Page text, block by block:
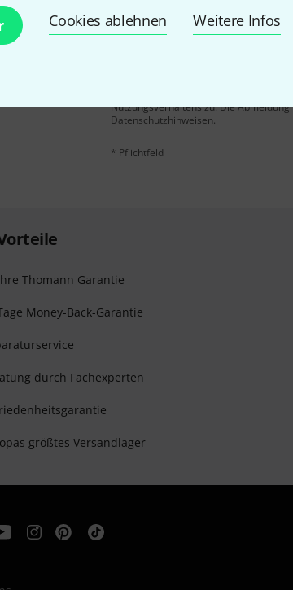
Cookies ablehnen Weitere Infos
etwas Glück
Nutzungsverhaltens zu. Die
Datenschutzhinweisen.
* Pflichtfeld
Thomann Garantie
Money-Back-Garantie
durch Fachexperten
größtes Versandlager